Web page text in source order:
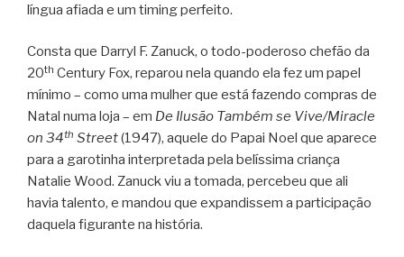
língua afiada e um timing perfeito.
Consta que Darryl F. Zanuck, o todo-poderoso chefão da
20th Century Fox, reparou nela quando ela fez um papel
mínimo – como uma mulher que está fazendo compras de
Natal numa loja – em De Ilusão Também se Vive/Miracle
on 34th Street(1947), aquele do Papai Noel que aparece
para a garotinha interpretada pela belíssima criança
Natalie Wood. Zanuck viu a tomada, percebeu que ali
havia talento, e mandou que expandissem a participação
daquela figurante na história.